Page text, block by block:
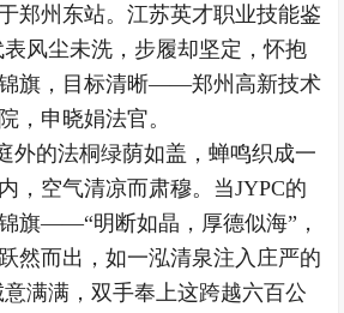
郑州东站。江苏英才职业技能鉴
表风尘未洗，步履却坚定，怀抱
旗，目标清晰——郑州高新技术
，申晓娟法官。
外的法桐绿荫如盖，蝉鸣织成一
，空气清凉而肃穆。当JYPC的
旗——“明断如晶，厚德似海”，
然而出，如一泓清泉注入庄严的
满满，双手奉上这跨越六百公